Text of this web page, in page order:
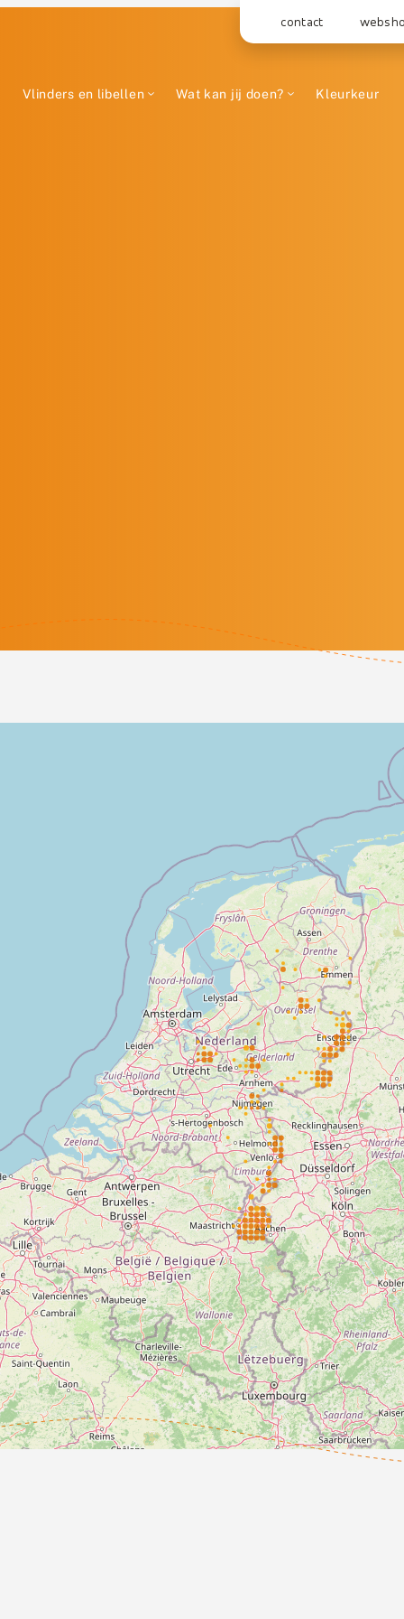
contact
Vlinders en libellen Wat kan jij doen? Kleurkeur